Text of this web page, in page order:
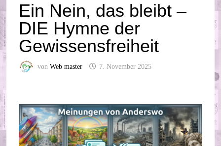
Ein Nein, das bleibt –
DIE Hymne der
Gewissensfreiheit
vonWeb master 7. November 2025